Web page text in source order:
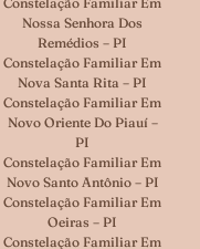
Nossa Senhora Dos
Remédios – PI
Constelação Familiar Em
Nova Santa Rita – PI
Constelação Familiar Em
Novo Oriente Do Piauí –
PI
Constelação Familiar Em
Novo Santo Antônio – PI
Constelação Familiar Em
Oeiras – PI
Constelação Familiar Em